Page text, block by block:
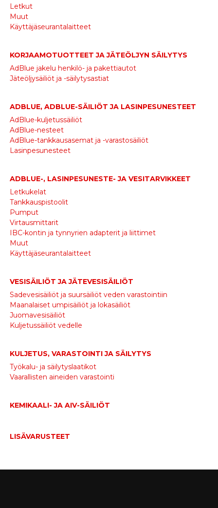
Letkut
Muut
Käyttäjäseurantalaitteet
KORJAAMOTUOTTEET JA JÄTEÖLJYN SÄILYTYS
AdBlue jakelu henkilö- ja pakettiautot
Jäteöljysäiliöt ja -säilytysastiat
ADBLUE, ADBLUE-SÄILIÖT JA LASINPESUNESTEET
AdBlue-kuljetussäiliöt
AdBlue-nesteet
AdBlue-tankkausasemat ja -varastosäiliöt
Lasinpesunesteet
ADBLUE-, LASINPESUNESTE- JA VESITARVIKKEET
Letkukelat
Tankkauspistoolit
Pumput
Virtausmittarit
IBC-kontin ja tynnyrien adapterit ja liittimet
Muut
Käyttäjäseurantalaitteet
VESISÄILIÖT JA JÄTEVESISÄILIÖT
Sadevesisäiliöt ja suursäiliöt veden varastointiin
Maanalaiset umpisäiliöt ja lokasäiliöt
Juomavesisäiliöt
Kuljetussäiliöt vedelle
KULJETUS, VARASTOINTI JA SÄILYTYS
Työkalu- ja säilytyslaatikot
Vaarallisten aineiden varastointi
KEMIKAALI- JA AIV-SÄILIÖT
LISÄVARUSTEET